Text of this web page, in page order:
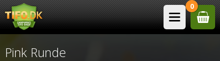
0
Pink Runde